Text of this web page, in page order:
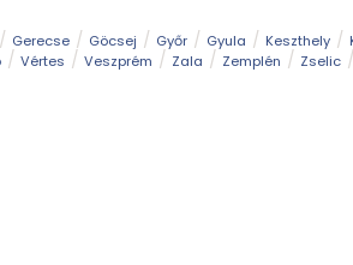
Gerecse Göcsej Győr Gyula Keszthely
Vértes Veszprém Zala Zemplén Zselic